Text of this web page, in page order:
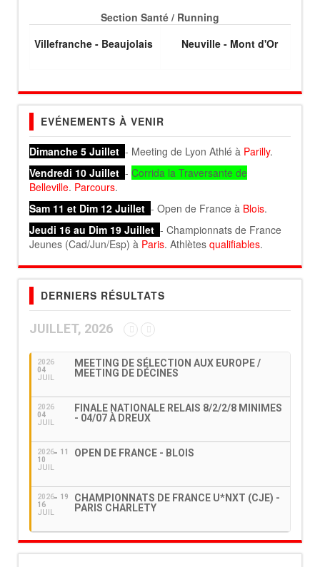
Section Santé / Running
Villefranche - Beaujolais
Neuville - Mont d'Or
EVÉNEMENTS À VENIR
Dimanche 5 Juillet - Meeting de Lyon Athlé à Parilly.
Vendredi 10 Juillet - Corrida la Traversante de
Belleville. Parcours.
Sam 11 et Dim 12 Juillet - Open de France à Blois.
Jeudi 16 au Dim 19 Juillet - Championnats de France
Jeunes (Cad/Jun/Esp) à Paris. Athlètes qualifiables.
DERNIERS RÉSULTATS
JUILLET, 2026
2026
04
JUIL
MEETING DE SÉLECTION AUX EUROPE /
MEETING DE DÉCINES
2026
04
JUIL
FINALE NATIONALE RELAIS 8/2/2/8 MINIMES
- 04/07 À DREUX
2026
10
JUIL
11 OPEN DE FRANCE - BLOIS
2026
16
JUIL
19
CHAMPIONNATS DE FRANCE U*NXT (CJE) -
PARIS CHARLETY